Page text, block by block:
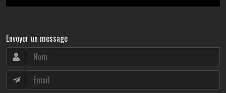
Envoyer un message